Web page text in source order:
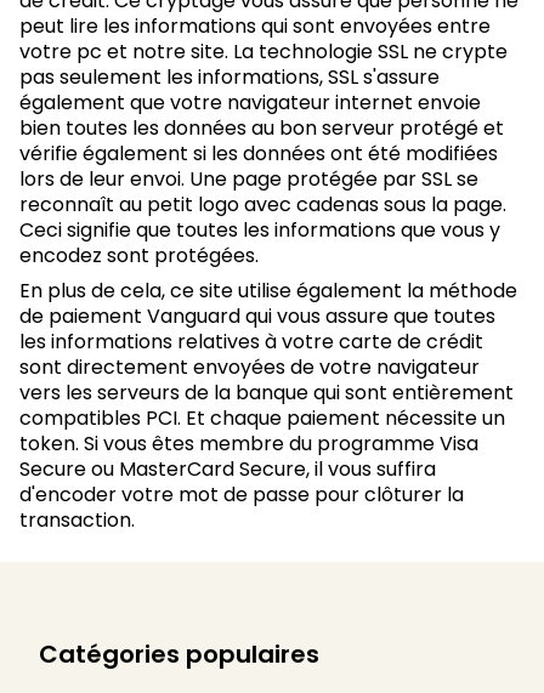
peut lire les informations qui sont envoyées entre
votre pc et notre site. La technologie SSL ne crypte
pas seulement les informations, SSL s'assure
également que votre navigateur internet envoie
bien toutes les données au bon serveur protégé et
vérifie également si les données ont été modifiées
lors de leur envoi. Une page protégée par SSL se
reconnaît au petit logo avec cadenas sous la page.
Ceci signifie que toutes les informations que vous y
encodez sont protégées.
En plus de cela, ce site utilise également la méthode
de paiement Vanguard qui vous assure que toutes
les informations relatives à votre carte de crédit
sont directement envoyées de votre navigateur
vers les serveurs de la banque qui sont entièrement
compatibles PCI. Et chaque paiement nécessite un
token. Si vous êtes membre du programme Visa
Secure ou MasterCard Secure, il vous suffira
d'encoder votre mot de passe pour clôturer la
transaction.
Catégories populaires